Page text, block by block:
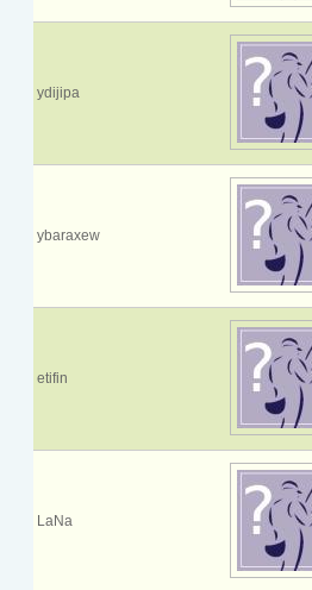
ydijipa
ybaraxew
etifin
LaNa